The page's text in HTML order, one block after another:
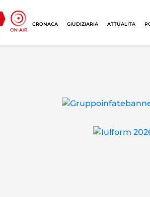
CRONACA GIUDIZIARIA ATTUALITÀ